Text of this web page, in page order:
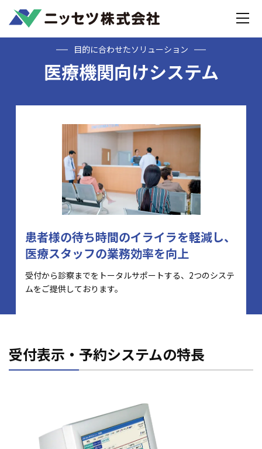
Home 医療機関向けシステム
目的に合わせたソリューション
医療機関向けシステム
患者様の待ち時間のイライラを軽減し、
医療スタッフの業務効率を向上
受付から診察までをトータルサポートする、2つのシステ
ムをご提供しております。
受付表示・予約システムの特長